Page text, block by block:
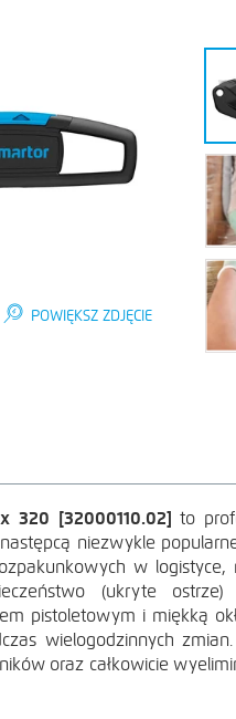
POWIĘKSZ ZDJĘCIE
POWIĘKSZ ZDJĘCIE
320 [32000110.02] to
niezwykle
w
(ukryte
pistoletowym i miękką
wielogodzinnych
oraz całkowicie